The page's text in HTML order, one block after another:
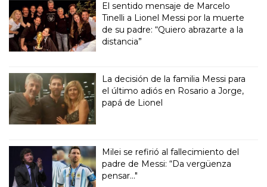
El sentido mensaje de Marcelo
Tinelli a Lionel Messi por la muerte
de su padre: “Quiero abrazarte a la
distancia”
La decisión de la familia Messi para
el último adiós en Rosario a Jorge,
papá de Lionel
Milei se refirió al fallecimiento del
padre de Messi: “Da vergüenza
pensar..."